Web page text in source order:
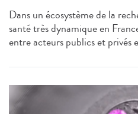
Dans un écosystème de la
santé très dynamique en
entre acteurs publics et privés